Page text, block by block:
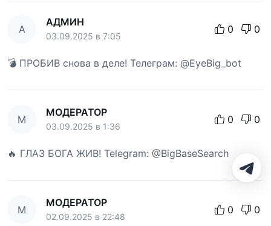
А
АДМИН
03.09.2025 в 7:05
0 0
💣 ПРОБИВ снова в деле! Телеграм: @EyeBig_bot
М
МОДЕРАТОР
03.09.2025 в 1:36
0 0
🔥 ГЛАЗ БОГА ЖИВ! Telegram: @BigBaseSearch
М
МОДЕРАТОР
02.09.2025 в 22:48
0 0